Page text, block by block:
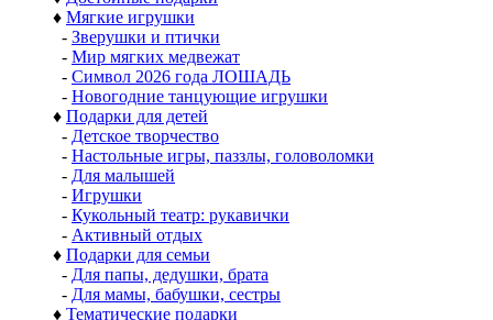
♦ Мягкие игрушки
- Зверушки и птички
- Мир мягких медвежат
- Символ 2026 года ЛОШАДЬ
- Новогодние танцующие игрушки
♦ Подарки для детей
- Детское творчество
- Настольные игры, паззлы, головоломки
- Для малышей
- Игрушки
- Кукольный театр: рукавички
- Активный отдых
♦ Подарки для семьи
- Для папы, дедушки, брата
- Для мамы, бабушки, сестры
♦ Тематические подарки